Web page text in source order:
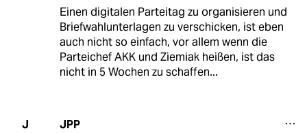
Einen digitalen Parteitag zu organisieren und
Briefwahlunterlagen zu verschicken, ist eben
auch nicht so einfach, vor allem wenn die
Parteichef AKK und Ziemiak heißen, ist das
nicht in 5 Wochen zu schaffen...
J JPP